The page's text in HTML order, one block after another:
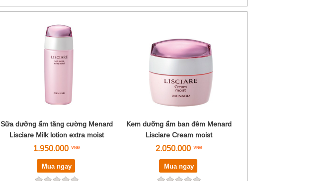
Sữa dưỡng ẩm tăng cường Menard
Lisciare Milk lotion extra moist
1.950.000
Mua ngay
Kem dưỡng ẩm ban đêm Menard
Lisciare Cream moist
2.050.000
Mua ngay